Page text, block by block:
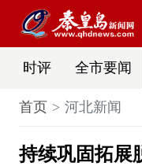
时评 全市要闻
首页 河北新闻
持续巩固拓展